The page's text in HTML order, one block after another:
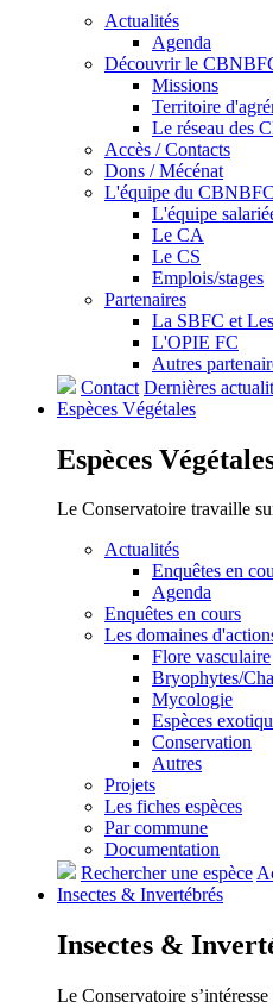
Actualités
Agenda
Découvrir le
Missions
Territoire
Le réseau des
Accès / Contacts
Dons / Mécénat
L'équipe du
L'équipe
Le CA
Le CS
Emplois/stages
Partenaires
La SBFC et
L'OPIE FC
Autres
Contact Dernières
Espèces Végétales
Espèces
Le Conservatoire travaille
Actualités
Enquêtes en
Agenda
Enquêtes en cours
Les domaines
Flore vasculaire
Bryophytes/
Mycologie
Espèces
Conservation
Autres
Projets
Les fiches espèces
Par commune
Documentation
Rechercher une espèce
Insectes & Invertébrés
Insectes &
Le Conservatoire